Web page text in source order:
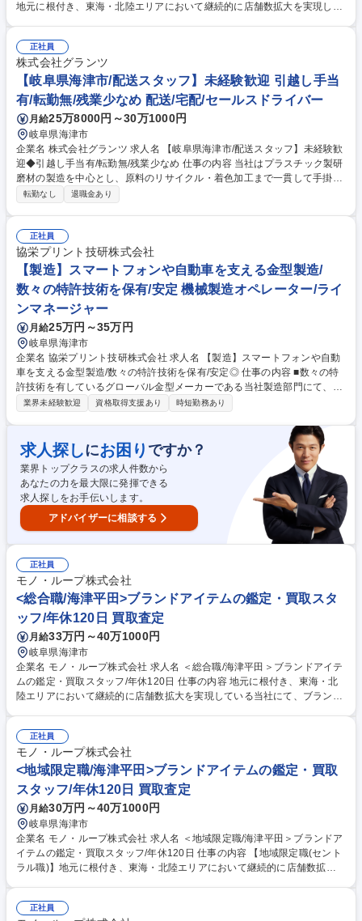
地元に根付き、東海・北陸エリアにおいて継続的に店舗数拡大を実現して
運営における業務全般(シフト管理及びメンバーマネジメント) ■お客様対
応:ご来店のお客様が持ち込んだ商品の買取査定をお任せ！ 【買取商材】
ポケモンカード/ブランド品/古美術品など 【当社の大事にする価値観】品
物を買取るだけでなく〈お客様の品物への想いや思い出も伺い気持ちを整
理していただいたうえで買取る〉ことを大切にしています。 募集職種 ＜
総合職/海津平田＞ブランドアイテムの鑑定・買取スタッフ/年休120日
正社員
株式会社グランツ
【岐阜県海津市/配送スタッフ】未経験歓迎 引越し手当
有/転勤無/残業少なめ 配送/宅配/セールスドライバー
月給25万8000円～30万1000円
岐阜県海津市
企業名 株式会社グランツ 求人名 【岐阜県海津市/配送スタッフ】未経験歓
迎◆引越し手当有/転勤無/残業少なめ 仕事の内容 当社はプラスチック製研
磨材の製造を中心とし、原料のリサイクル・着色加工まで一貫して手掛け
ております。自社所有の2t車または11t車にて、商品の納品から引き取り、
先方とコミュニケーションをとるなど、 セールスドライバーとしての業務
も担当頂きます。 ■16:00から17:00頃に帰社し、帰社後は翌日の配送準備
を行います。 ■配送準備が終わり次第、納品伝票の印刷などの事務処理が
ございます。 募集職種 【岐阜県海津市/配送スタッフ】未経験歓迎◆引越
し手当有/転勤無/残業少なめ
転勤なし 退職金あり
正社員
協栄プリント技研株式会社
【製造】スマートフォンや自動車を支える金型製造/
数々の特許技術を保有/安定 機械製造オペレーター/ライ
ンマネージャー
月給25万円～35万円
岐阜県海津市
企業名 協栄プリント技研株式会社 求人名 【製造】スマートフォンや自動
車を支える金型製造/数々の特許技術を保有/安定◎ 仕事の内容 ■数々の特
許技術を有しているグローバル金型メーカーである当社製造部門にて、最
新の自動車やスマ―トフォン内部に使用される金型の組み立て業務をご担
する業務をご担当いただきます。ボール盤や研削盤をご操作しながら、金
属製品の穴加工や、表面の仕上げなどの業務を幅広く担当いただきます。
【入社後】OJTを通じて段階的に業務に慣れていただきます。工場内にベ
テラン社員が複数在籍しており、近くで業務を学べる環境ですので、技術
レベルに応じて段階的に業務の幅を広げていただける環境です。 募集職種
【製造】スマートフォンや自動車を支える金型製造/数々の特許技術を保
有/安定◎
業界未経験歓迎 資格取得支援あり 時短勤務あり
求人探しにお困り ですか？
業界トップクラスの求人件数から
あなたの力を最大限に発揮できる
求人探しをお手伝いします。
アドバイザーに相談する
正社員
モノ・ループ株式会社
<総合職/海津平田>ブランドアイテムの鑑定・買取スタ
ッフ/年休120日 買取査定
月給33万円～40万1000円
岐阜県海津市
企業名 モノ・ループ株式会社 求人名 ＜総合職/海津平田＞ブランドアイテ
ムの鑑定・買取スタッフ/年休120日 仕事の内容 地元に根付き、東海・北
陸エリアにおいて継続的に店舗数拡大を実現している当社にて、ブランド
フト管理及びメンバーマネジメント) ■お客様対応:ご来店のお客様が持ち
込んだ商品の買取査定をお任せ！ 【買取商材】ポケモンカード/ブランド
品/古美術品など 【当社の大事にする価値観】品物を買取るだけでなく
〈お客様の品物への想いや思い出も伺い気持ちを整理していただいたうえ
で買取る〉ことを大切にしています。 募集職種 ＜総合職/海津平田＞ブラ
ンドアイテムの鑑定・買取スタッフ/年休120日
正社員
モノ・ループ株式会社
<地域限定職/海津平田>ブランドアイテムの鑑定・買取
スタッフ/年休120日 買取査定
月給30万円～40万1000円
岐阜県海津市
企業名 モノ・ループ株式会社 求人名 ＜地域限定職/海津平田＞ブランドア
イテムの鑑定・買取スタッフ/年休120日 仕事の内容 【地域限定職(セント
ラル職)】地元に根付き、東海・北陸エリアにおいて継続的に店舗数拡大
す。 ■店舗運営における業務全般(シフト管理及びメンバーマネジメント)
正社員